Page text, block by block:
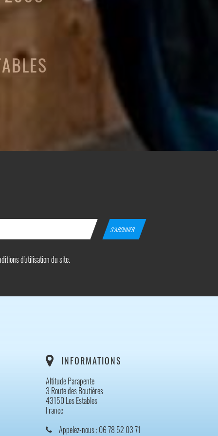
d'utilisation du site.
INFORMATIONS
Altitude Parapente
3 Route des Boutières
43150 Les Estables
France
Appelez-nous :06 78 52 03 71